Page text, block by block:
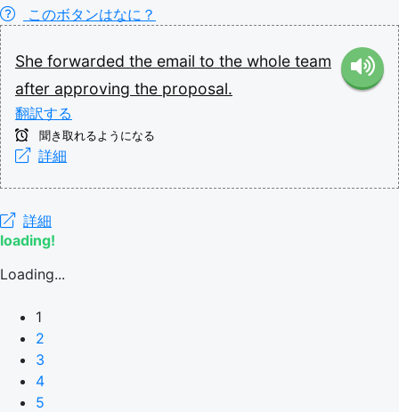
このボタンはなに？
She forwarded the email to the whole team
after approving the proposal.
翻訳する
聞き取れるようになる
詳細
詳細
loading!
Loading...
1
2
3
4
5